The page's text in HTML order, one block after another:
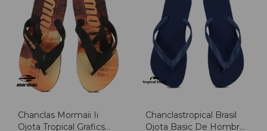
Chanclas Mormaii Ii
Ojota Tropical Grafics
Chanclastropical Brasil
Ojota Basic De Hombre